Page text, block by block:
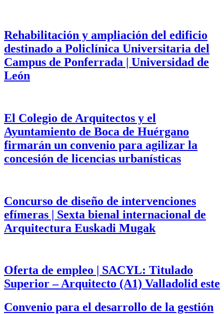
Rehabilitación y ampliación del edificio
destinado a Policlínica Universitaria del
Campus de Ponferrada | Universidad de
León
El Colegio de Arquitectos y el
Ayuntamiento de Boca de Huérgano
firmarán un convenio para agilizar la
concesión de licencias urbanísticas
Concurso de diseño de intervenciones
efímeras | Sexta bienal internacional de
Arquitectura Euskadi Mugak
Oferta de empleo | SACYL: Titulado
Superior – Arquitecto (A1) Valladolid este
Convenio para el desarrollo de la gestión